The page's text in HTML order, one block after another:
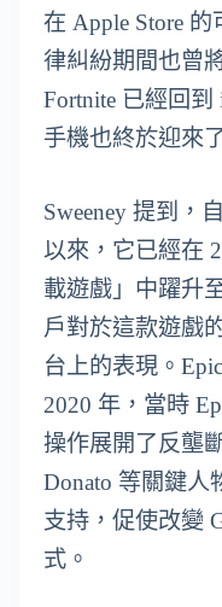
在 Apple Store
律糾紛期間也曾
Fortnite 已經回到
手機也終於迎來
Sweeney 提到，
以來，它已經在
載遊戲」中躍升
戶對於這款遊戲
台上的表現。
2020 年，當時
操作展開了反壟
Donato 等關鍵人
支持，促使改變
式。